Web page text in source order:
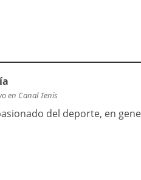
en Canal Tenis
del deporte, en